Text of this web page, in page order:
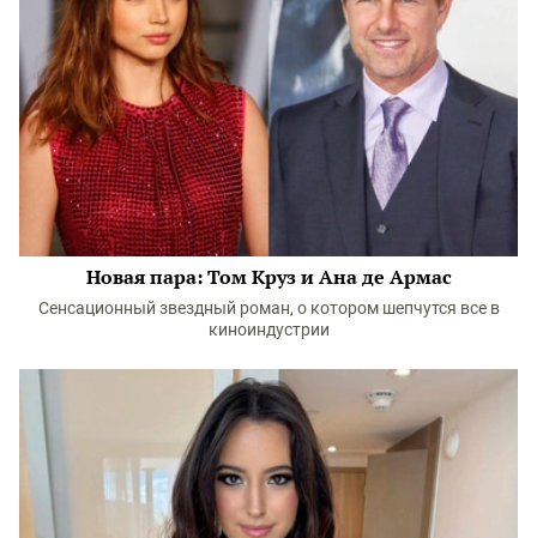
Новая пара: Том Круз и Ана де Армас
Сенсационный звездный роман, о котором шепчутся все в
киноиндустрии